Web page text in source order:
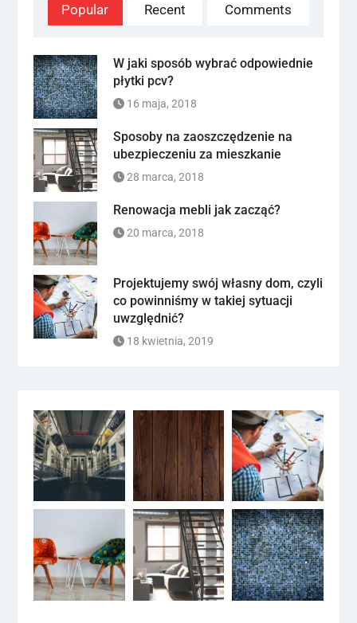
Popular Recent Comments
W jaki sposób wybrać odpowiednie
płytki pcv?
16 maja, 2018
Sposoby na zaoszczędzenie na
ubezpieczeniu za mieszkanie
28 marca, 2018
Renowacja mebli jak zacząć?
20 marca, 2018
Projektujemy swój własny dom, czyli
co powinniśmy w takiej sytuacji
uwzględnić?
18 kwietnia, 2019